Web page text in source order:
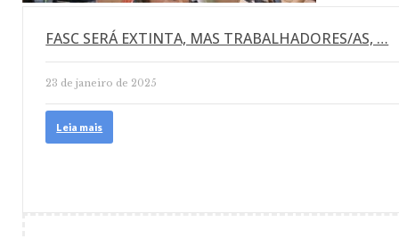
FASC SERÁ EXTINTA, MAS TRABALHADORES/AS, …
23 de janeiro de 2025
Leia mais